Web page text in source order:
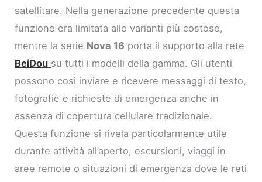
satellitare. Nella generazione precedente questa
funzione era limitata alle varianti più costose,
mentre la serie Nova 16 porta il supporto alla rete
BeiDou su tutti i modelli della gamma. Gli utenti
possono così inviare e ricevere messaggi di testo,
fotografie e richieste di emergenza anche in
assenza di copertura cellulare tradizionale.
Questa funzione si rivela particolarmente utile
durante attività all’aperto, escursioni, viaggi in
aree remote o situazioni di emergenza dove le reti